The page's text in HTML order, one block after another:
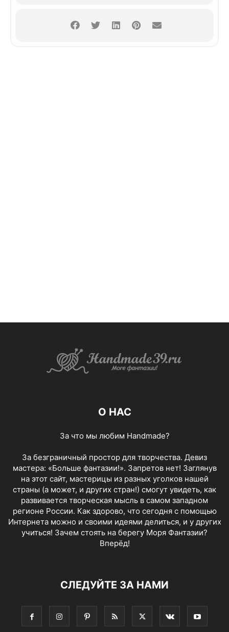
О НАС
За что мы любим Handmade?
За безграничный простор для творчества. Девиз
мастера: «Больше фантазии!». Запретов нет! Заглянув
на этот сайт, мастерицы из разных уголков нашей
страны (а может, и других стран!) смогут увидеть, как
развивается творческая мысль в самом западном
регионе России. Как здорово, что сегодня с помощью
Интернета можно и своими идеями делиться, и у других
учиться! Зачем стоять на берегу Моря Фантазии?
Вперёд!
СЛЕДУЙТЕ ЗА НАМИ